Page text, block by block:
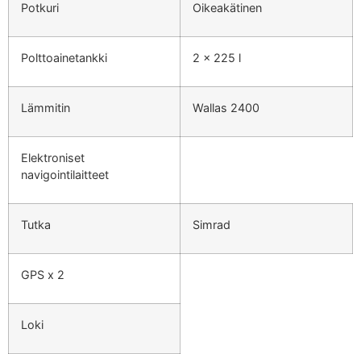
Potkuri Oikeakätinen
Polttoainetankki 2 x 225 l
Lämmitin Wallas 2400
Elektroniset
navigointilaitteet
Tutka Simrad
GPS x 2
Loki